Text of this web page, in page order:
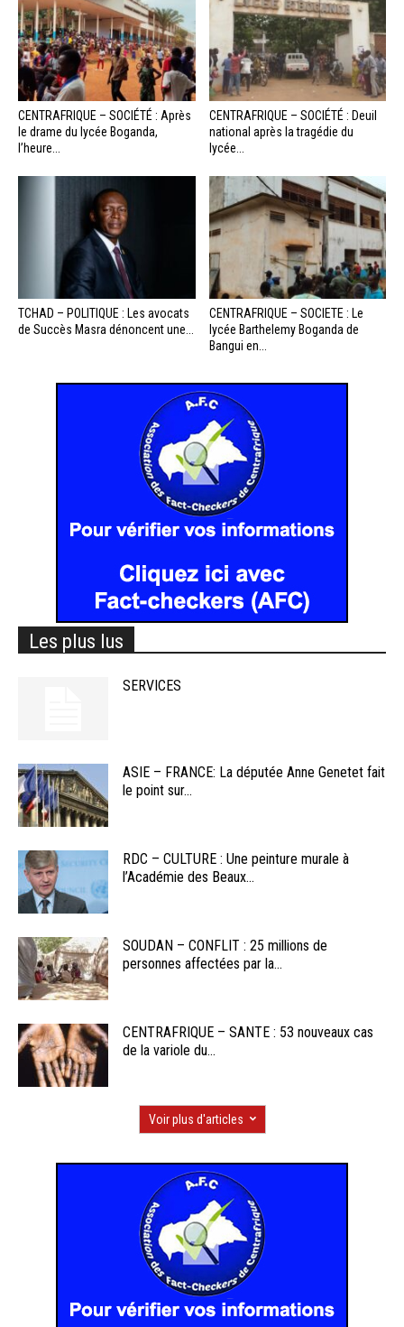
CENTRAFRIQUE – SOCIÉTÉ : Après
le drame du lycée Boganda,
l’heure...
CENTRAFRIQUE – SOCIÉTÉ : Deuil
national après la tragédie du
lycée...
TCHAD – POLITIQUE : Les avocats
de Succès Masra dénoncent une...
CENTRAFRIQUE – SOCIETE : Le
lycée Barthelemy Boganda de
Bangui en...
Les plus lus
SERVICES
ASIE – FRANCE: La députée Anne Genetet fait
le point sur...
RDC – CULTURE : Une peinture murale à
l’Académie des Beaux...
SOUDAN – CONFLIT : 25 millions de
personnes affectées par la...
CENTRAFRIQUE – SANTE : 53 nouveaux cas
de la variole du...
Voir plus d'articles